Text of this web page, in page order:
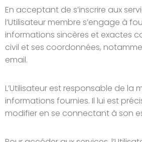
En acceptant de s’inscrire aux
l’Utilisateur membre s’engage à
informations sincères et exactes
civil et ses coordonnées,
email.
L’Utilisateur est responsable de la
informations fournies. Il lui est
modifier en se connectant à son